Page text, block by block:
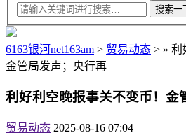
6163银河net163am > 贸易动态 > » 利
金管局发声；央行再
利好利空晚报事关不变币！金
贸易动态 2025-08-16 07:04